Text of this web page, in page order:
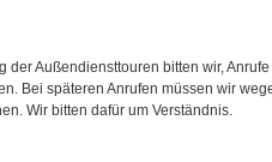
Außendiensttouren bitten wir,
Bei späteren Anrufen müssen wir
Wir bitten dafür um Verständnis.